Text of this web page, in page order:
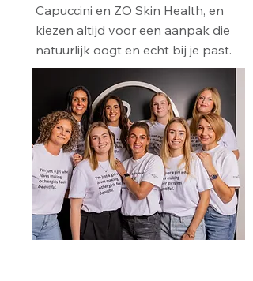
Capuccini en ZO Skin Health, en
kiezen altijd voor een aanpak die
natuurlijk oogt en echt bij je past.